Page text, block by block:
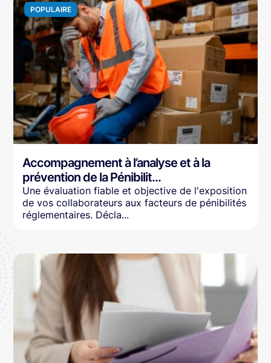
POPULAIRE
Accompagnement à l’analyse et à la
prévention de la Pénibilit...
Une évaluation fiable et objective de l'exposition
de vos collaborateurs aux facteurs de pénibilités
réglementaires. Décla...